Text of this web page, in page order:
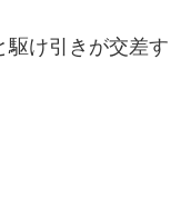
駆け引きが交差す